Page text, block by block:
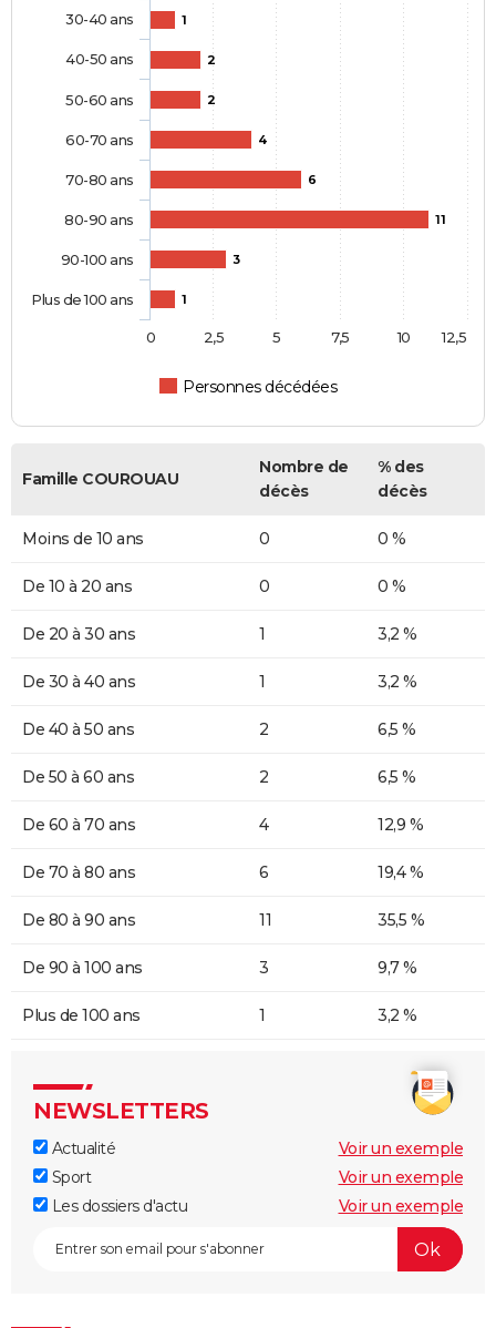
1
2
2
4
6
11
3
1
Personnes décédées
30-40 ans
40-50 ans
50-60 ans
60-70 ans
70-80 ans
80-90 ans
90-100 ans
Plus de 100 ans
0 10
2,5 5 7,5 12,5
Famille COUROUAU
Nombre de
décès
% des
décès
Moins de 10 ans 0 0 %
De 10 à 20 ans 0 0 %
De 20 à 30 ans 1 3,2 %
De 30 à 40 ans 1 3,2 %
De 40 à 50 ans 2 6,5 %
De 50 à 60 ans 2 6,5 %
De 60 à 70 ans 4 12,9 %
De 70 à 80 ans 6 19,4 %
De 80 à 90 ans 11 35,5 %
De 90 à 100 ans 3 9,7 %
Plus de 100 ans 1 3,2 %
NEWSLETTERS
Actualité
Voir un exemple
Sport
Voir un exemple
Les dossiers d'actu
Voir un exemple